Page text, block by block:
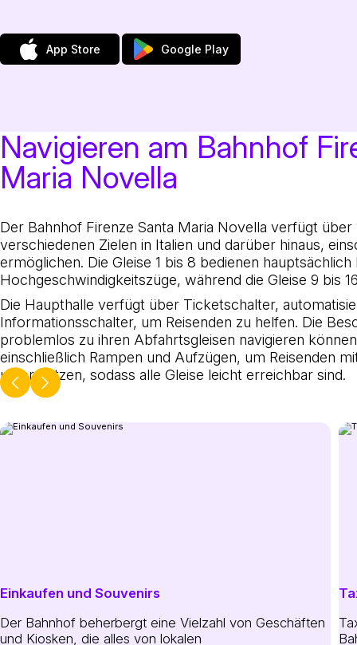
App Store Google Play
Navigieren am Bahnhof
Maria Novella
Der Bahnhof Firenze Santa Maria Novella verfügt über
verschiedenen Zielen in Italien und darüber hinaus,
ermöglichen. Die Gleise 1 bis 8 bedienen hauptsächlich
Hochgeschwindigkeitszüge, während die Gleise 9 bis
Die Haupthalle verfügt über Ticketschalter,
Informationsschalter, um Reisenden zu helfen. Die
problemlos zu ihren Abfahrtsgleisen navigieren
einschließlich Rampen und Aufzügen, um Reisenden
unterstützen, sodass alle Gleise leicht erreichbar sind.
Einkaufen und Souvenirs
Der Bahnhof beherbergt eine Vielzahl von Geschäften
und Kiosken, die alles von lokalen